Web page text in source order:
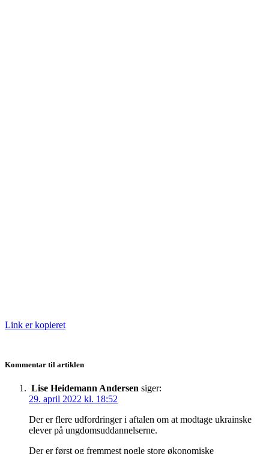
Link er kopieret
Kommentar til artiklen
Lise Heidemann Andersen siger:
29. april 2022 kl. 18:52
Der er flere udfordringer i aftalen om at modtage ukrainske
elever på ungdomsuddannelserne.
Der er først og fremmest nogle store økonomiske